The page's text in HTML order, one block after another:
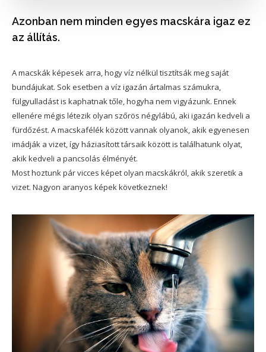
Azonban nem minden egyes macskára igaz ez
az állítás.
A macskák képesek arra, hogy víz nélkül tisztítsák meg saját
bundájukat. Sok esetben a víz igazán ártalmas számukra,
fülgyulladást is kaphatnak tőle, hogyha nem vigyázunk. Ennek
ellenére mégis létezik olyan szőrös négylábú, aki igazán kedveli a
fürdőzést. A macskafélék között vannak olyanok, akik egyenesen
imádják a vizet, így háziasított társaik között is találhatunk olyat,
akik kedveli a pancsolás élményét.
Most hoztunk pár vicces képet olyan macskákról, akik szeretik a
vizet. Nagyon aranyos képek következnek!